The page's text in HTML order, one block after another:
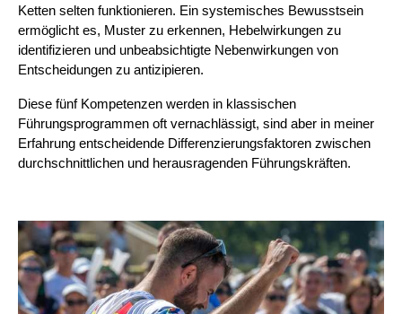
Ketten selten funktionieren. Ein systemisches Bewusstsein
ermöglicht es, Muster zu erkennen, Hebelwirkungen zu
identifizieren und unbeabsichtigte Nebenwirkungen von
Entscheidungen zu antizipieren.
Diese fünf Kompetenzen werden in klassischen
Führungsprogrammen oft vernachlässigt, sind aber in meiner
Erfahrung entscheidende Differenzierungsfaktoren zwischen
durchschnittlichen und herausragenden Führungskräften.